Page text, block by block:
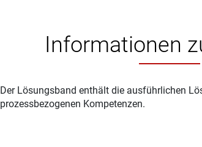
Informationen
Der Lösungsband enthält die ausführlichen
prozessbezogenen Kompetenzen.